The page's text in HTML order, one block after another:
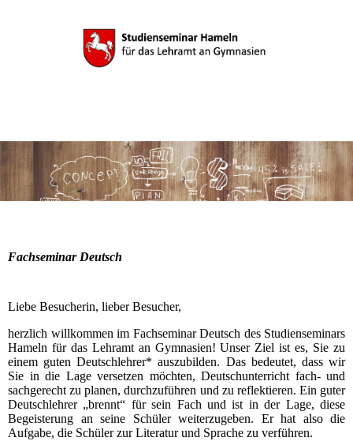
Fachseminar Deutsch
Liebe Besucherin, lieber Besucher,
herzlich willkommen im Fachseminar Deutsch des Studienseminars
Hameln für das Lehramt an Gymnasien! Unser Ziel ist es, Sie zu
einem guten Deutschlehrer* auszubilden. Das bedeutet, dass wir
Sie in die Lage versetzen möchten, Deutschunterricht fach- und
sachgerecht zu planen, durchzuführen und zu reflektieren. Ein guter
Deutschlehrer „brennt“ für sein Fach und ist in der Lage, diese
Begeisterung an seine Schüler weiterzugeben. Er hat also die
Aufgabe, die Schüler zur Literatur und Sprache zu verführen.